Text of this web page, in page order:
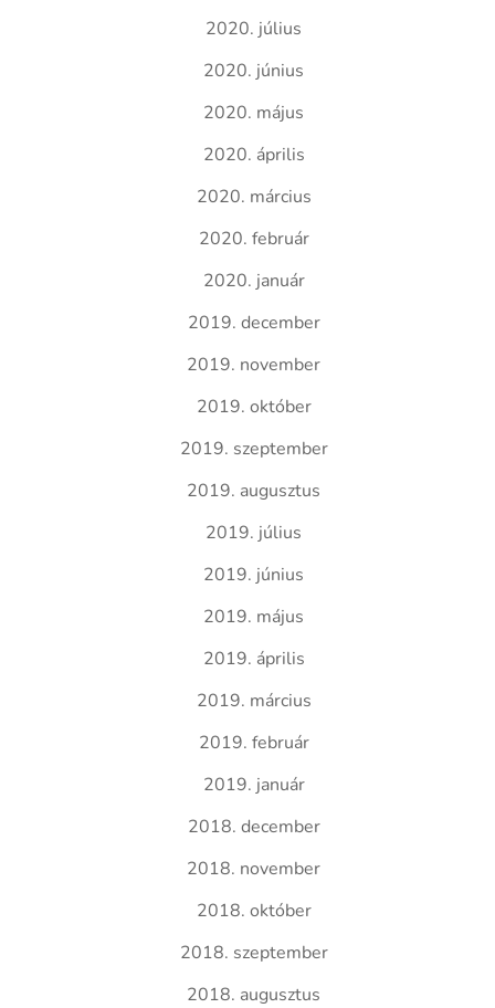
2020. július
2020. június
2020. május
2020. április
2020. március
2020. február
2020. január
2019. december
2019. november
2019. október
2019. szeptember
2019. augusztus
2019. július
2019. június
2019. május
2019. április
2019. március
2019. február
2019. január
2018. december
2018. november
2018. október
2018. szeptember
2018. augusztus